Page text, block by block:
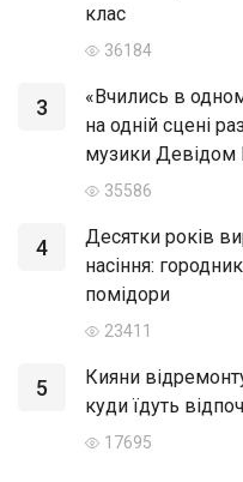
клас
36184
3
«Вчились в
на одній сцені
музики Девідом
35586
4
Десятки років
насіння:
помідори
23411
5
Кияни
куди їдуть
17695